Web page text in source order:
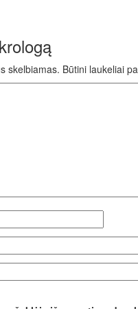
skelbiamas. Būtini laukeliai